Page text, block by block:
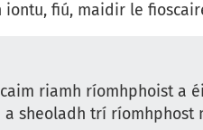
fiú, maidir le
riamh ríomhphoist a
sheoladh trí ríomhphost